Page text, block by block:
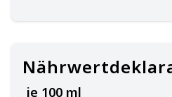
je 100 ml